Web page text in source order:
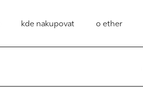
kde nakupovat o ether